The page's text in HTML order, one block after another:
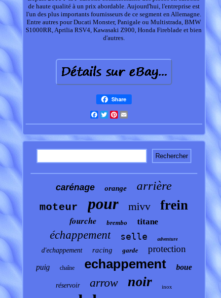
de haute qualité à un prix abordable. Aujourd'hui, l'entreprise est
l'un des plus importants fournisseurs de ce segment en Allemagne.
Entre autres pour Ducati Monster, Panigale ou Multistrada, BMW
S1000RR, Aprilia RSV4, Kawasaki Z900, Honda Fireblade et bien
d'autres.
Share
Facebook
TwitterPinterest
carénage orange arrière
moteur pour mivv frein
fourche brembo titane
échappement selle adventure
d'echappement racing garde protection
puig chaîne echappement boue
réservoir arrow noir inox